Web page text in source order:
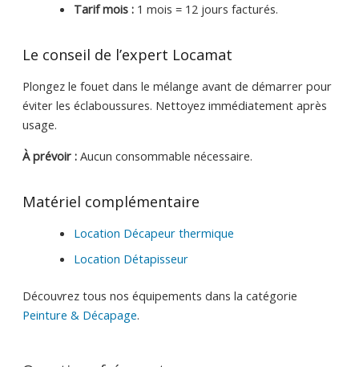
Tarif mois :1 mois = 12 jours facturés.
Le conseil de l’expert Locamat
Plongez le fouet dans le mélange avant de démarrer pour
éviter les éclaboussures. Nettoyez immédiatement après
usage.
À prévoir :Aucun consommable nécessaire.
Matériel complémentaire
Location Décapeur thermique
Location Détapisseur
Découvrez tous nos équipements dans la catégorie
Peinture & Décapage.